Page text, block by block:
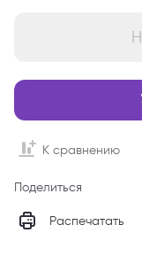
К сравнению
Поделиться
Распечатать